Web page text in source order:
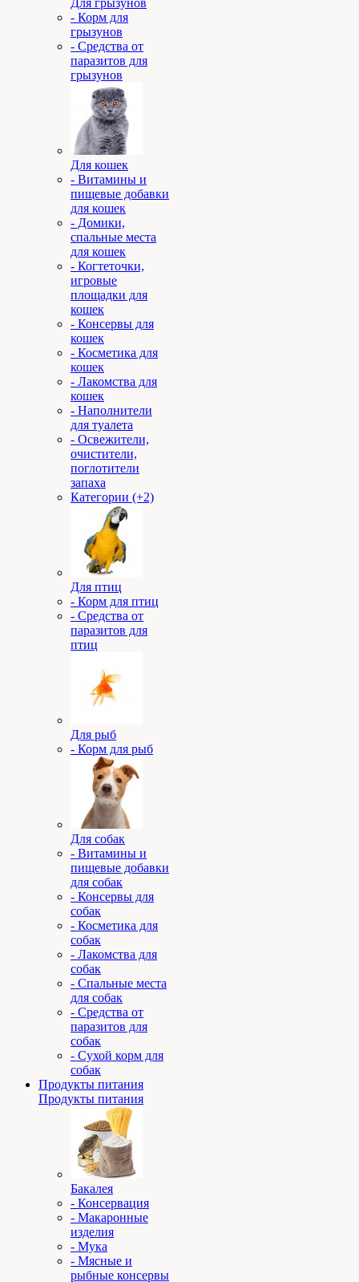
Для грызунов
- Корм для
грызунов
- Средства от
паразитов для
грызунов
Для кошек
- Витамины и
пищевые добавки
для кошек
- Домики,
спальные места
для кошек
- Когтеточки,
игровые
площадки для
кошек
- Консервы для
кошек
- Косметика для
кошек
- Лакомства для
кошек
- Наполнители
для туалета
- Освежители,
очистители,
поглотители
запаха
Категории (+2)
Для птиц
- Корм для птиц
- Средства от
паразитов для
птиц
Для рыб
- Корм для рыб
Для собак
- Витамины и
пищевые добавки
для собак
- Консервы для
собак
- Косметика для
собак
- Лакомства для
собак
- Спальные места
для собак
- Средства от
паразитов для
собак
- Сухой корм для
собак
Продукты питания
Продукты питания
Бакалея
- Консервация
- Макаронные
изделия
- Мука
- Мясные и
рыбные консервы